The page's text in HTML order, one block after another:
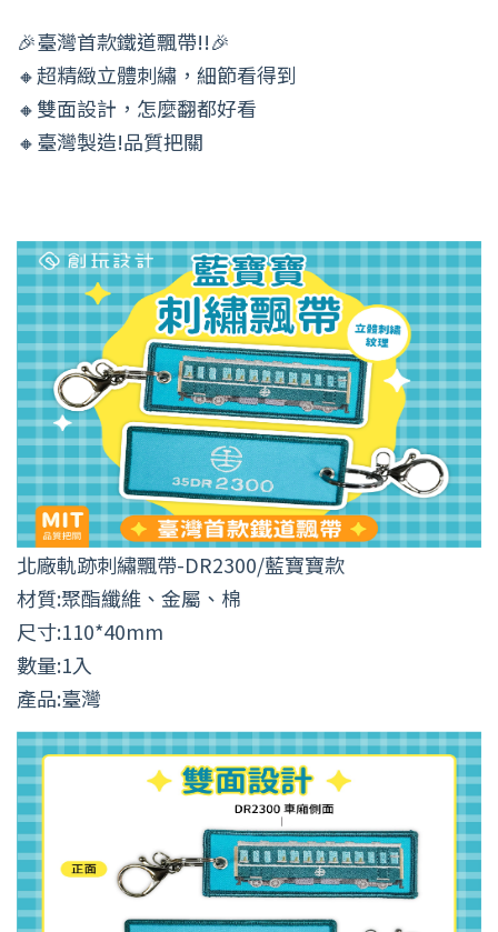
🎉臺灣首款鐵道飄帶!!🎉
🔸超精緻立體刺繡，細節看得到
🔸雙面設計，怎麼翻都好看
🔸臺灣製造!品質把關
北廠軌跡刺繡飄帶-DR2300/藍寶寶款
材質:聚酯纖維、金屬、棉
尺寸:110*40mm
數量:1入
產品:臺灣